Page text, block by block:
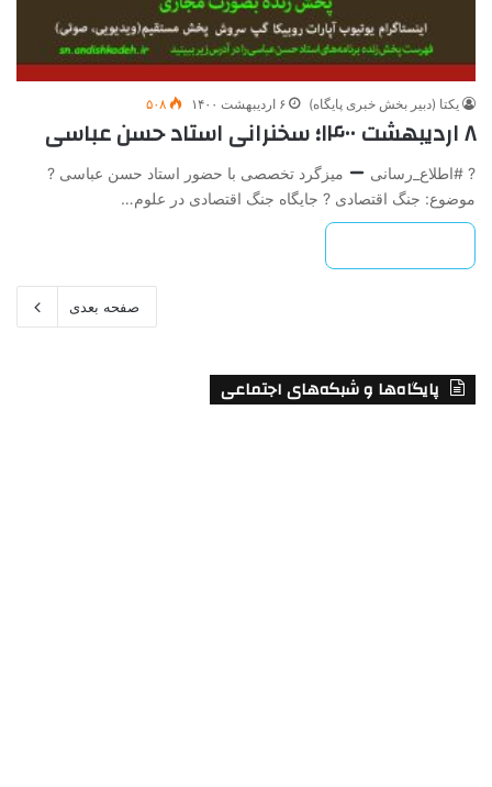
یکتا (دبیر بخش خبری پایگاه) ۶ اردیبهشت ۱۴۰۰ ۵۰۸
۸ اردیبهشت ۱۴۰۰؛ سخنرانی استاد حسن عباسی
? #اطلاع_رسانی
میزگرد تخصصی با حضور استاد حسن عباسی ?
موضوع: جنگ اقتصادی ? جایگاه جنگ اقتصادی در علوم…
صفحه بعدی
پایگاه‌ها و شبکه‌های اجتماعی